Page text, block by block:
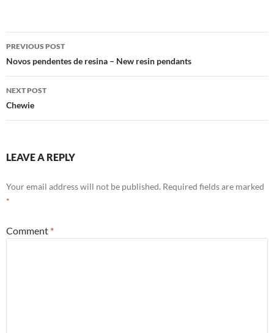
Post
navigation
PREVIOUS POST
Novos pendentes de resina – New resin pendants
NEXT POST
Chewie
LEAVE A REPLY
Your email address will not be published. Required fields are marked
*
Comment *